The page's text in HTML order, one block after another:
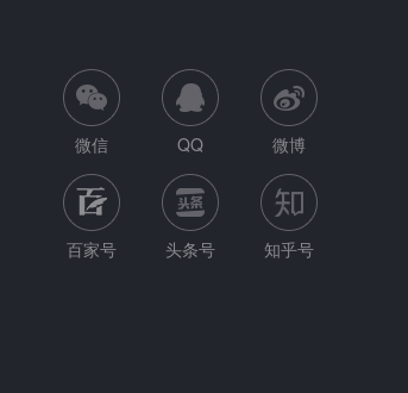
微信 QQ 微博
百家号 头条号 知乎号